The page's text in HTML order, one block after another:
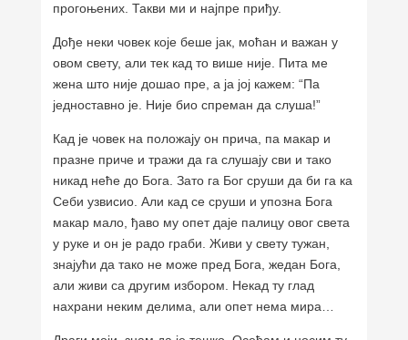
прогоњених. Такви ми и најпре приђу.
Дође неки човек које беше јак, моћан и важан у
овом свету, али тек кад то више није. Пита ме
жена што није дошао пре, а ја јој кажем: “Па
једноставно је. Није био спреман да слуша!”
Кад је човек на положају он прича, па макар и
празне приче и тражи да га слушају сви и тако
никад неће до Бога. Зато га Бог сруши да би га ка
Себи узвисио. Али кад се сруши и упозна Бога
макар мало, ђаво му опет даје палицу овог света
у руке и он је радо граби. Живи у свету тужан,
знајући да тако не може пред Бога, жедан Бога,
али живи са другим избором. Некад ту глад
нахрани неким делима, али опет нема мира…